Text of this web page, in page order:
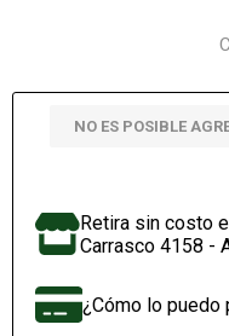
NO ES POSIBLE
Retira sin costo
Carrasco 4158 -
¿Cómo lo puedo